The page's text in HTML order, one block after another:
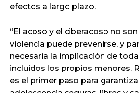
efectos a largo plazo.
“El acoso y el ciberacoso no
violencia puede prevenirse, y
necesaria la implicación de
incluidos los propios menores.
es el primer paso para